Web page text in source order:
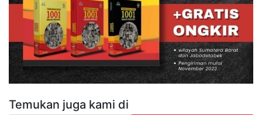
Temukan juga kami di